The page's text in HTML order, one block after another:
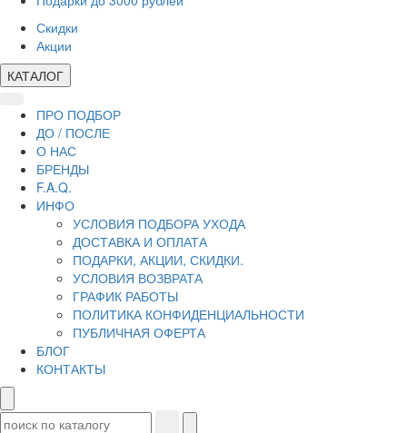
Скидки
Акции
КАТАЛОГ
ПРО ПОДБОР
ДО / ПОСЛЕ
О НАС
БРЕНДЫ
F.A.Q.
ИНФО
УСЛОВИЯ ПОДБОРА УХОДА
ДОСТАВКА И ОПЛАТА
ПОДАРКИ, АКЦИИ, СКИДКИ.
УСЛОВИЯ ВОЗВРАТА
ГРАФИК РАБОТЫ
ПОЛИТИКА КОНФИДЕНЦИАЛЬНОСТИ
ПУБЛИЧНАЯ ОФЕРТА
БЛОГ
КОНТАКТЫ